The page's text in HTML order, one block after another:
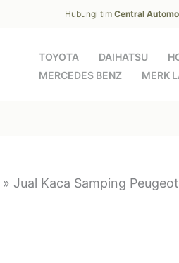
Hubungi tim Central
TOYOTA DAIHATSU
MERCEDES BENZ
MERK
» Jual Kaca Samping Peugeot